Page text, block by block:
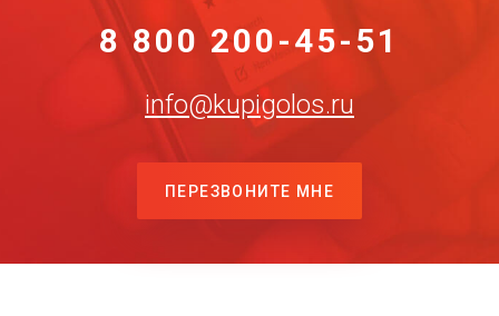
8 800 200-45-51
info@kupigolos.ru
ПЕРЕЗВОНИТЕ МНЕ